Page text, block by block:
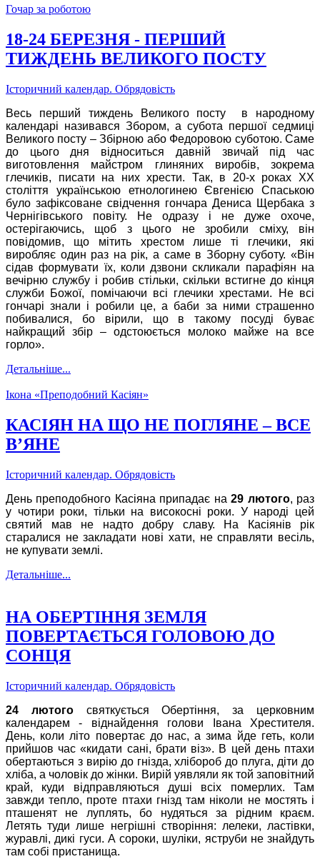
Гочар за роботою
18-24 БЕРЕЗНЯ - ПЕРШИЙ
ТИЖДЕНЬ ВЕЛИКОГО ПОСТУ
Історичний календар. Обрядовість
Весь перший тиждень Великого посту в народному
календарі називався Збором, а субота першої седмиці
Великого посту – Збірною або Федоровою суботою. Саме
до цього дня відноситься давній звичай під час
виготовлення майстром глиняних виробів, зокрема
глечиків, писати на них хрести. Так, в 20-х роках ХХ
століття українською етнологинею Євгенією Спаською
було зафіксоване свідчення гончара Дениса Щербака з
Чернігівського повіту. Не одразу і не дуже охоче,
остерігаючись, щоб з цього не зробили сміху, він
повідомив, що мітить хрестом лише ті глечики, які
виробляє один раз на рік, а саме в Зборну суботу. «Він
сідав формувати їх, коли дзвони скликали парафіян на
вечірню службу і робив стільки, скільки встигне до кінця
служби Божої, помічаючи всі глечики хрестами. Не всі
гончарі знали і робили це, а баби за ними страшенно
побивалися, бо вірили, що в такому посуді буває
найкращий збір – одстоюється молоко майже на все
горло».
Детальніше...
Ікона «Преподобний Касіян»
КАСІЯН НА ЩО НЕ ПОГЛЯНЕ – ВСЕ
В’ЯНЕ
Історичний календар. Обрядовість
День преподобного Касіяна припадає на29 лютого, раз
у чотири роки, тільки на високосні роки. У народі цей
святий мав не надто добру славу. На Касіянів рік
старалися не закладати нові хати, не справляти весіль,
не купувати землі.
Детальніше...
НА ОБЕРТІННЯ ЗЕМЛЯ
ПОВЕРТАЄТЬСЯ ГОЛОВОЮ ДО
СОНЦЯ
Історичний календар. Обрядовість
24 лютогосвяткується Обертіння, за церковним
календарем - віднайдення голови Івана Хрестителя.
День, коли літо повертає до нас, а зима йде геть, коли
прийшов час «кидати сані, брати віз». В цей день птахи
обертаються з вирію до гнізда, хлібороб до плуга, діти до
хліба, а чоловік до жінки. Вирій уявляли як той заповітний
край, куди відправляються душі всіх померлих. Там
завжди тепло, проте птахи гнізд там ніколи не мостять і
пташенят не луплять, бо нудяться за рідним краєм.
Летять туди лише негрішні створіння: лелеки, ластівки,
журавлі, дикі гуси. А сороки, шуліки, яструби не знайдуть
там собі пристанища.